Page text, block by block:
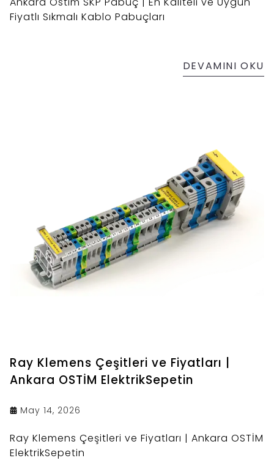
Fiyatlı Sıkmalı Kablo Pabuçları
DEVAMINI OKU
Ray Klemens Çeşitleri ve Fiyatları |
Ankara OSTİM ElektrikSepetin
May 14, 2026
Ray Klemens Çeşitleri ve Fiyatları | Ankara OSTİM
ElektrikSepetin